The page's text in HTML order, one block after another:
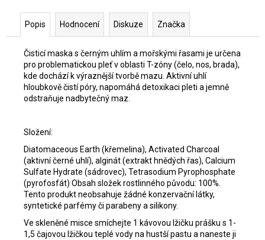
Popis Hodnocení Diskuze Značka
Čisticí maska ​​s černým uhlím a mořskými řasami je určena
pro problematickou pleť v oblasti T-zóny (čelo, nos, brada),
kde dochází k výraznější tvorbě mazu. Aktivní uhlí
hloubkově čistí póry, napomáhá detoxikaci pleti a jemně
odstraňuje nadbytečný maz.
Složení:
Diatomaceous Earth (křemelina), Activated Charcoal
(aktivní černé uhlí), alginát (extrakt hnědých řas), Calcium
Sulfate Hydrate (sádrovec), Tetrasodium Pyrophosphate
(pyrofosfát) Obsah složek rostlinného původu: 100%.
Tento produkt neobsahuje žádné konzervační látky,
syntetické parfémy či parabeny a silikony.
Ve skleněné misce smíchejte 1 kávovou lžičku prášku s 1-
1,5 čajovou lžičkou teplé vody na hustší pastu a naneste ji